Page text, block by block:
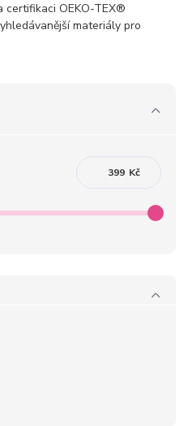
certifikaci OEKO-TEX®
materiály pro
Kč